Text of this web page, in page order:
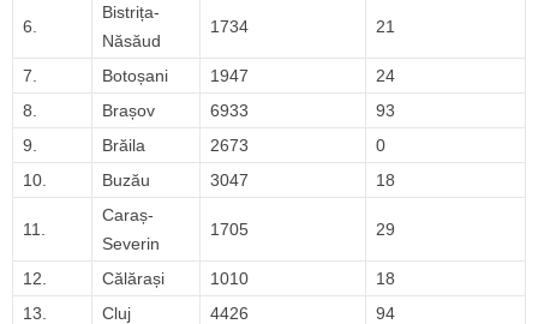
6.
Bistrița-
Năsăud
1734 21
7. Botoșani 1947
24
8.
Brașov 6933
93
9.
Brăila 2673
0
10.
Buzău 3047 18
11.
Caraș-
Severin
1705 29
12. Călărași 1010
18
13.
Cluj 4426
94